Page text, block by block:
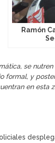
Ramón
se
formal, y
en esta